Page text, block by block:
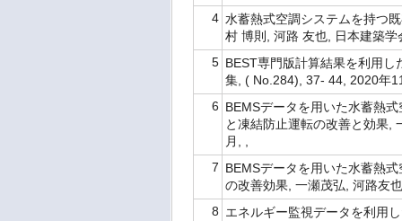
4 水蓄熱式空調システムを持つ
村 博則, 河路 友也, 日本建築
5 BEST専門版計算結果を利用
集, ( No.284), 37- 44, 2020年
6 BEMSデータを用いた水蓄熱
と凍結防止運転の改善と効果,
月, ,
7 BEMSデータを用いた水蓄熱
の改善効果, 一瀬茂弘, 河路友
8 エネルギー監視データを利用